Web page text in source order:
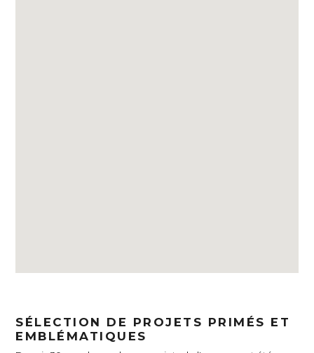
SÉLECTION DE PROJETS PRIMÉS ET
EMBLÉMATIQUES